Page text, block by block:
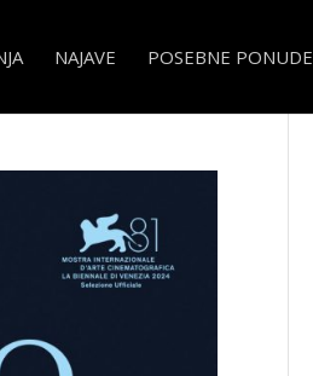
NAJAVE POSEBNE PONUDE